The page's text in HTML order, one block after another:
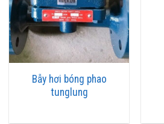
Bẫy hơi bóng phao
tunglung